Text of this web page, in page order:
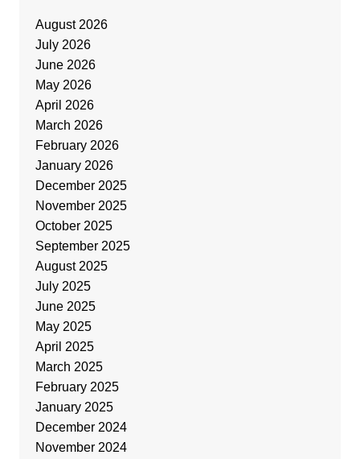
August 2026
July 2026
June 2026
May 2026
April 2026
March 2026
February 2026
January 2026
December 2025
November 2025
October 2025
September 2025
August 2025
July 2025
June 2025
May 2025
April 2025
March 2025
February 2025
January 2025
December 2024
November 2024